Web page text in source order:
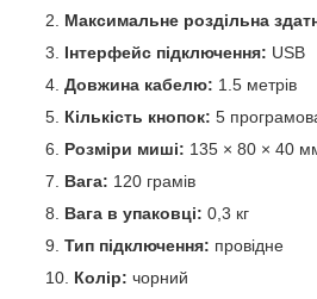
Максимальне роздільна
Інтерфейс підключення: USB
Довжина кабелю: 1.5 метрів
Кількість кнопок: 5
Розміри миші: 135 × 80 × 40
Вага: 120 грамів
Вага в упаковці: 0,3 кг
Тип підключення: провідне
Колір: чорний